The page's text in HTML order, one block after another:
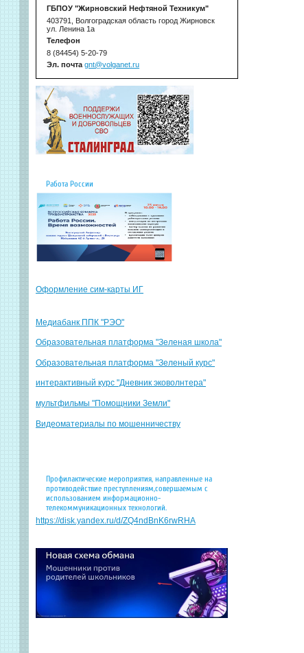
ГБПОУ "Жирновский Нефтяной Техникум"
403791, Волгоградская область город Жирновск
ул. Ленина 1а
Телефон
8 (84454) 5-20-79
Эл. почта gnt@volganet.ru
Работа России
Оформление сим-карты ИГ
Медиабанк ППК "РЭО"
Образовательная платформа "Зеленая школа"
Образовательная платформа "Зеленый курс"
интерактивный курс "Дневник эковолнтера"
мультфильмы "Помощники Земли"
Видеоматериалы по мошенничеству
Профилактические мероприятия, направленные на
противодействие преступлениям,совершаемым с
использованием информационно-
телекоммуникационных технологий.
https://disk.yandex.ru/d/ZQ4ndBnK6rwRHA